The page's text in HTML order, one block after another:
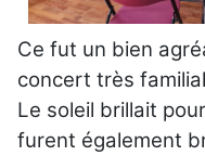
Ce fut un bien
concert très
Le soleil brillait
furent également